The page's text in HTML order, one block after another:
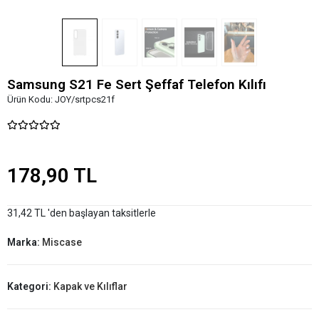
Samsung S21 Fe Sert Şeffaf Telefon Kılıfı
Ürün Kodu: JOY/srtpcs21f
178,90 TL
31,42 TL 'den başlayan taksitlerle
Marka: Miscase
Kategori: Kapak ve Kılıflar